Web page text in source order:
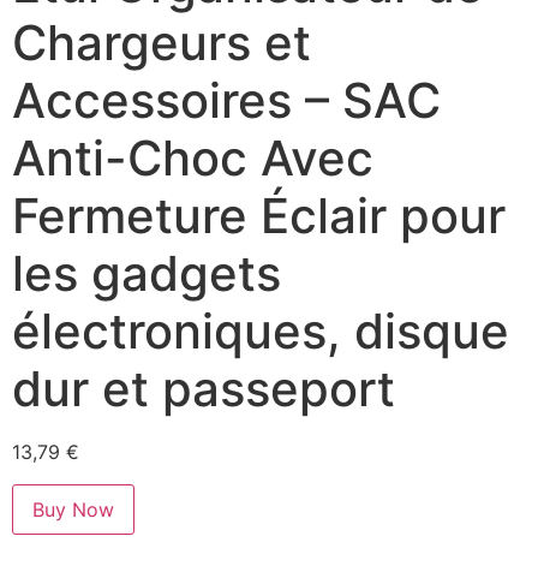
Chargeurs et
Accessoires – SAC
Anti-Choc Avec
Fermeture Éclair pour
les gadgets
électroniques, disque
dur et passeport
13,79 €
Buy Now